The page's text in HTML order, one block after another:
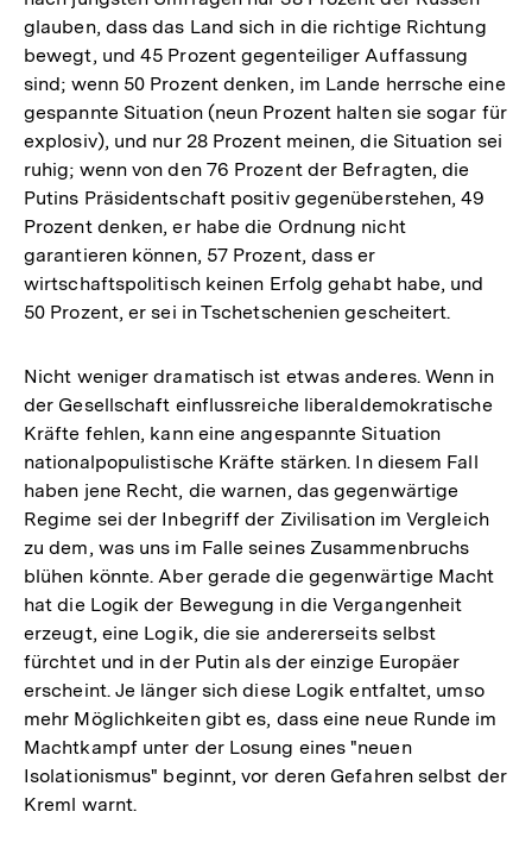
glauben, dass das Land sich in die richtige Richtung
bewegt, und 45 Prozent gegenteiliger Auffassung
sind; wenn 50 Prozent denken, im Lande herrsche eine
gespannte Situation (neun Prozent halten sie sogar für
explosiv), und nur 28 Prozent meinen, die Situation sei
ruhig; wenn von den 76 Prozent der Befragten, die
Putins Präsidentschaft positiv gegenüberstehen, 49
Prozent denken, er habe die Ordnung nicht
garantieren können, 57 Prozent, dass er
wirtschaftspolitisch keinen Erfolg gehabt habe, und
50 Prozent, er sei in Tschetschenien gescheitert.
Nicht weniger dramatisch ist etwas anderes. Wenn in
der Gesellschaft einflussreiche liberaldemokratische
Kräfte fehlen, kann eine angespannte Situation
nationalpopulistische Kräfte stärken. In diesem Fall
haben jene Recht, die warnen, das gegenwärtige
Regime sei der Inbegriff der Zivilisation im Vergleich
zu dem, was uns im Falle seines Zusammenbruchs
blühen könnte. Aber gerade die gegenwärtige Macht
hat die Logik der Bewegung in die Vergangenheit
erzeugt, eine Logik, die sie andererseits selbst
fürchtet und in der Putin als der einzige Europäer
erscheint. Je länger sich diese Logik entfaltet, umso
mehr Möglichkeiten gibt es, dass eine neue Runde im
Machtkampf unter der Losung eines "neuen
Isolationismus" beginnt, vor deren Gefahren selbst der
Kreml warnt.